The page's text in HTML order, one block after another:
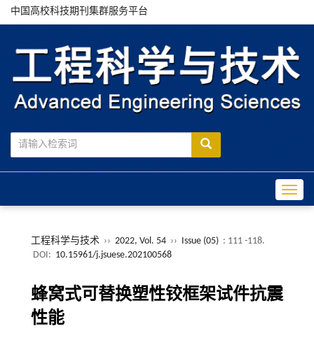
中国高校科技期刊集群服务平台
工程科学与技术 ›› 2022, Vol. 54 ›› Issue (05) : 111 -118.
DOI: 10.15961/j.jsuese.202100568
蜂窝式可替换塑性铰框架试件抗震
性能